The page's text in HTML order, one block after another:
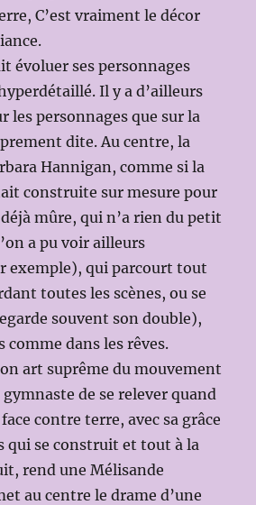
C’est vraiment le décor
évoluer ses personnages
Il y a d’ailleurs
les personnages que sur la
dite. Au centre, la
Hannigan, comme si la
construite sur mesure pour
mûre, qui n’a rien du petit
a pu voir ailleurs
exemple), qui parcourt tout
toutes les scènes, ou se
souvent son double),
comme dans les rêves.
art suprême du mouvement
de se relever quand
contre terre, avec sa grâce
qui se construit et tout à la
rend une Mélisande
au centre le drame d’une